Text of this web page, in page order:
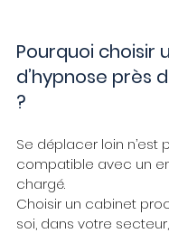
Pourquoi choisir
d’hypnose près
?
Se déplacer loin n’est
compatible avec un
chargé.
Choisir un cabinet
soi, dans votre